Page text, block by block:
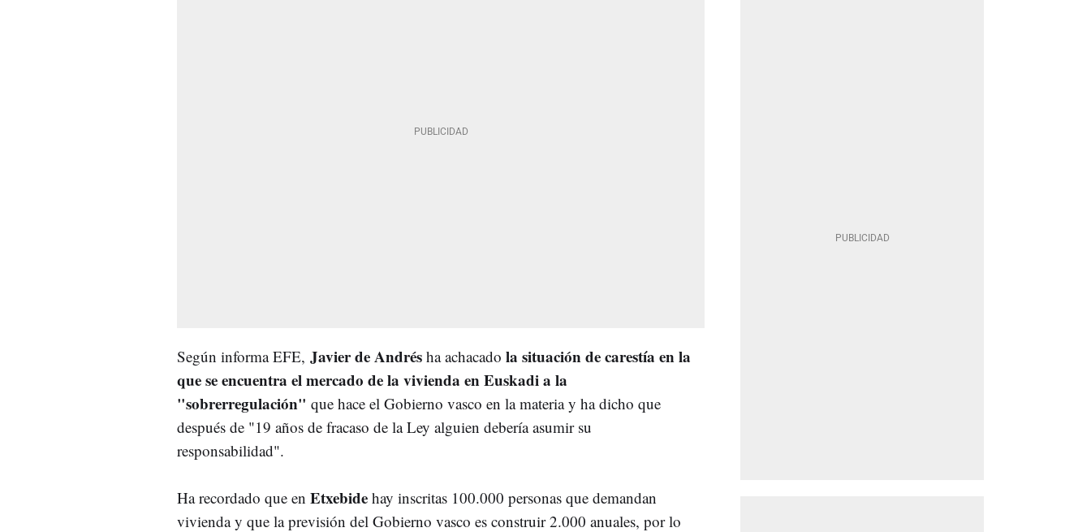
Según informa EFE, Javier de Andrés ha achacado la situación de carestía en la
que se encuentra el mercado de la vivienda en Euskadi a la
"sobrerregulación" que hace el Gobierno vasco en la materia y ha dicho que
después de "19 años de fracaso de la Ley alguien debería asumir su
responsabilidad".
Ha recordado que en Etxebide hay inscritas 100.000 personas que demandan
vivienda y que la previsión del Gobierno vasco es construir 2.000 anuales, por lo